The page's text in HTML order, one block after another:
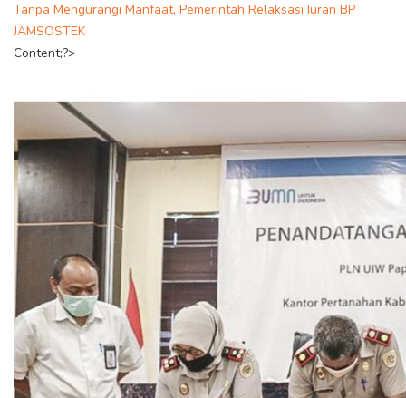
Tanpa Mengurangi Manfaat, Pemerintah Relaksasi Iuran BP
JAMSOSTEK
Content;?>